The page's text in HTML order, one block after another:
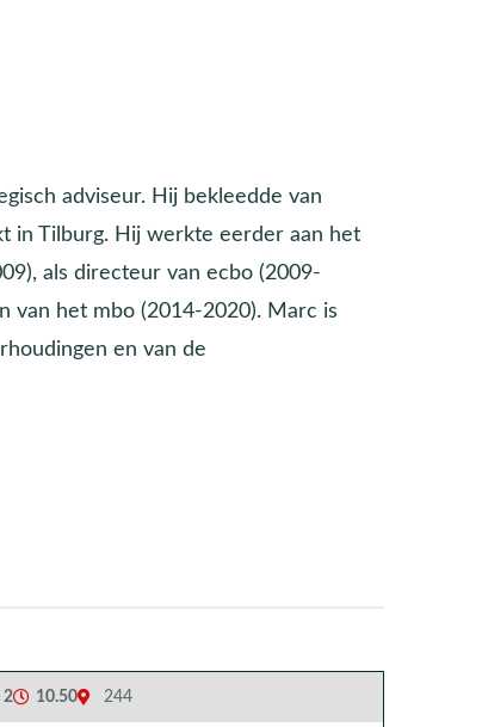
adviseur. Hij bekleedde van
in Tilburg. Hij werkte eerder aan het
als directeur van ecbo (2009-
van het mbo (2014-2020). Marc is
en van de
2 10.50 244